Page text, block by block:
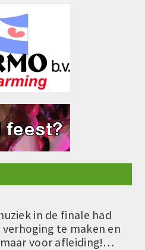
in de finale had
te maken en
voor afleiding!…